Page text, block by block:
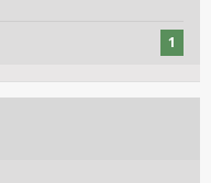
1